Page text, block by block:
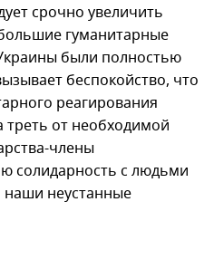
срочно увеличить
гуманитарные
были полностью
беспокойство, что
реагирования
от необходимой
члены
солидарность с людьми
наши неустанные